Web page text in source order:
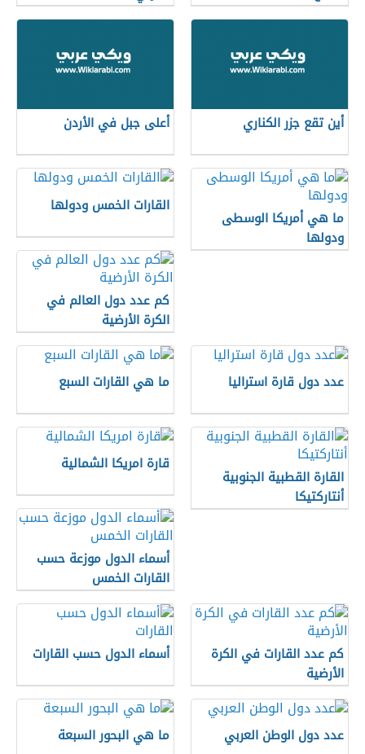
أين تقع جزر الكناري أعلى جبل في الأردن
ما هي أمريكا الوسطى
ودولها
القارات الخمس ودولها
كم عدد دول العالم في
الكرة الأرضية
عدد دول قارة استراليا ما هي القارات السبع
القارة القطبية الجنوبية
أنتاركتيكا
قارة امريكا الشمالية
أسماء الدول موزعة حسب
القارات الخمس
كم عدد القارات في الكرة
الأرضية
أسماء الدول حسب القارات
عدد دول الوطن العربي ما هي البحور السبعة